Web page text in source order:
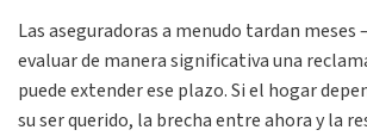
Las aseguradoras a menudo tardan
evaluar de manera significativa una
puede extender ese plazo. Si el hogar
su ser querido, la brecha entre ahora y la